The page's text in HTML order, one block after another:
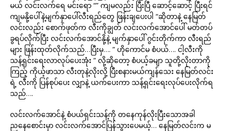
မယ် လင်းလက်ရေ မင်းရော “” ကျမလည်း ပြီးပြီ ဆောင့်ဆောင့် ပြီးရင်
ကျမနို့ပေါ်နဲ့မျက်နှာပေါ်လီးရည်တွေ ဖြန်းချပေးပါ “ဆိုတာနဲ့ နေမြတ်
လင်းလည်း စောက်ဖုတ်က လီးကိုချွတ် လင်းလက်အောင်ပေါ် မတ်တပ်
ခွရပ်လိုက်ပြီး လင်းလက်အောင်နို့နဲ့ မျက်နှာပေါ် ဂွင်းတိုက်ကာ လီးရည်
များ ဖြန်းထုတ်လိုက်သည်…ပြီးမှ…. ” ဟိုကောင်မ စံပယ်…. ငါ့လီးကို
သန့်ရှင်းရေးလာလုပ်ပေးအုံး ” လို့ဆိုတော့ စံပယ့်ခမျာ သူတို့လိုးတာကို
ကြည့် ကိုယ့်ဖာသာ လီးတုနဲ့လိုးလို့ ပြီးစနားမယ်ကျန်သေး နေမြတ်လင်း
ရဲ့ လီးကို ပြန်စုပ်ပေး လျှာနဲ့ ယက်ပေးကာ သန့်ရှင်းရေးလုပ်ပေးလိုက်ရ
သည်….
လင်းလက်အောင်နဲ့ စံပယ်ရှင်းသန့်ကို တနေကုန်လိုးပြီးသောအခါ
ညနေစောင်းမှာ လင်းလက်အောင်ပြန်သွားပေမယ့်… နေမြတ်လင်းက မ